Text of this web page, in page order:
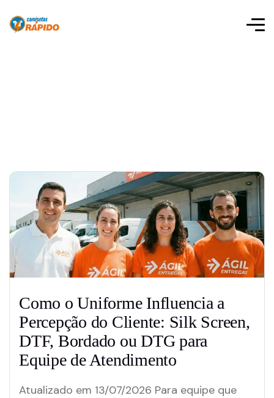
Como o Uniforme Influencia a
Percepção do Cliente: Silk Screen,
DTF, Bordado ou DTG para
Equipe de Atendimento
Atualizado em 13/07/2026 Para equipe que